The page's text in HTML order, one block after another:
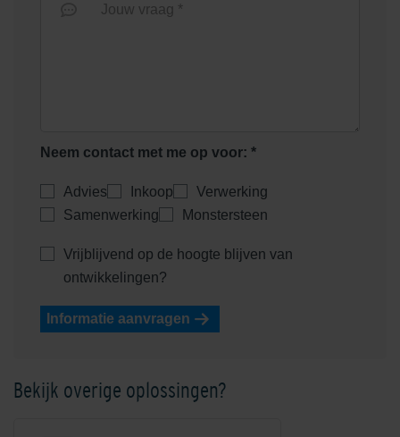
Jouw vraag *
Neem contact met me op voor: *
Advies Inkoop
Verwerking
Samenwerking
Monstersteen
Vrijblijvend op de hoogte blijven van
ontwikkelingen?
Informatie aanvragen
Bekijk overige oplossingen?